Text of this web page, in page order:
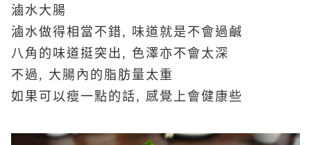
滷水大腸
滷水做得相當不錯, 味道就是不會過鹹
八角的味道挺突出, 色澤亦不會太深
不過, 大腸內的脂肪量太重
如果可以瘦一點的話, 感覺上會健康些